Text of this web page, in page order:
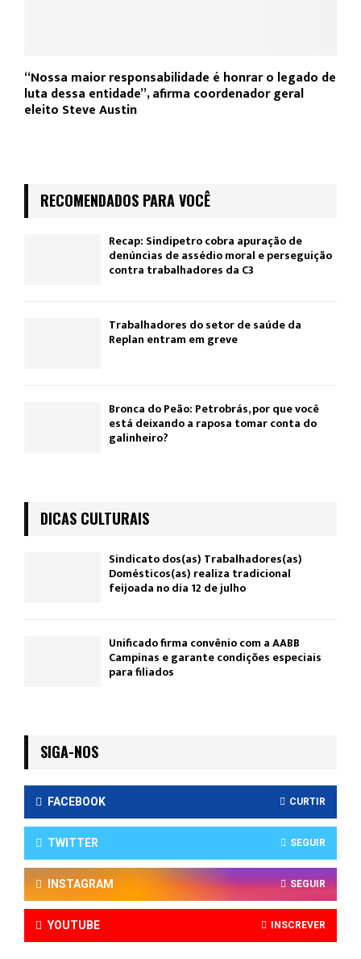
“Nossa maior responsabilidade é honrar o legado de
luta dessa entidade”, afirma coordenador geral
eleito Steve Austin
RECOMENDADOS PARA VOCÊ
Recap: Sindipetro cobra apuração de
denúncias de assédio moral e perseguição
contra trabalhadores da C3
Trabalhadores do setor de saúde da
Replan entram em greve
Bronca do Peão: Petrobrás, por que você
está deixando a raposa tomar conta do
galinheiro?
DICAS CULTURAIS
Sindicato dos(as) Trabalhadores(as)
Domésticos(as) realiza tradicional
feijoada no dia 12 de julho
Unificado firma convênio com a AABB
Campinas e garante condições especiais
para filiados
SIGA-NOS
FACEBOOK CURTIR
TWITTER SEGUIR
INSTAGRAM SEGUIR
YOUTUBE INSCREVER